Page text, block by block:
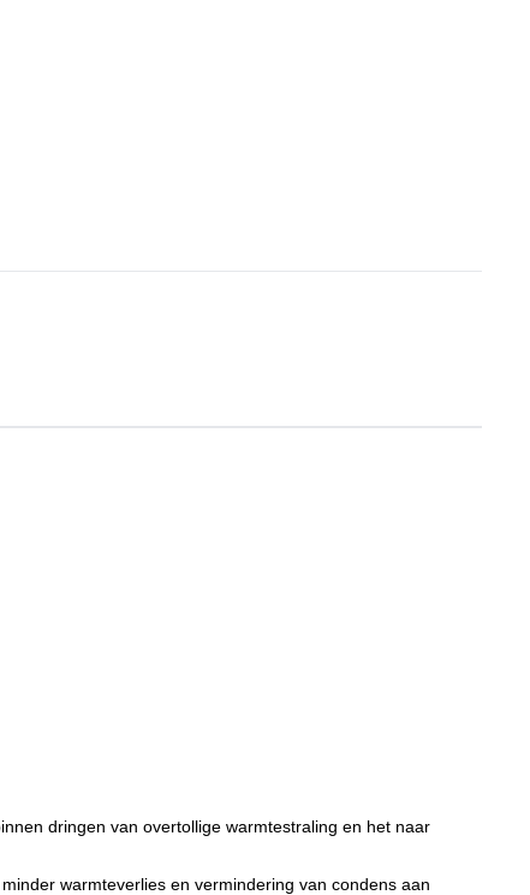
dringen van overtollige warmtestraling en het naar
warmteverlies en vermindering van condens aan